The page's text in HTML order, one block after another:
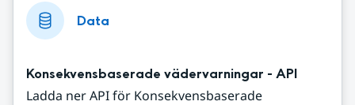
Data
Konsekvensbaserade vädervarningar - API
Ladda ner API för Konsekvensbaserade